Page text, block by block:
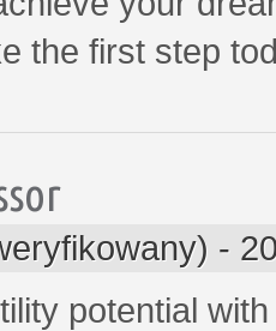
the first step
-
potential